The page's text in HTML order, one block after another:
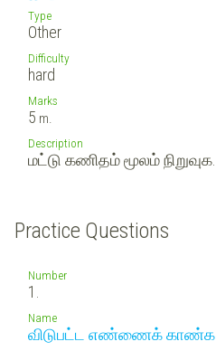
Type
Other
Difficulty
hard
Marks
5 m.
Description
மட்டு கணிதம் மூலம் நிறுவுக.
Practice Questions
Number
1.
Name
விடுபட்ட எண்ணைக் காண்க